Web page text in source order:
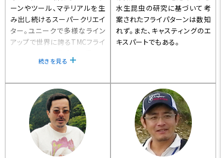
ーンやツール、マテリアルを生
み出し続けるスーパークリエイ
ター。ユニークで多様なライン
アップで世界に誇るTMCフライ
ってデザインされ、具現化され
続きを見る
水生昆虫の研究に基づいて考
案されたフライパターンは数知
れず。また、キャスティングのエ
キスパートでもある。